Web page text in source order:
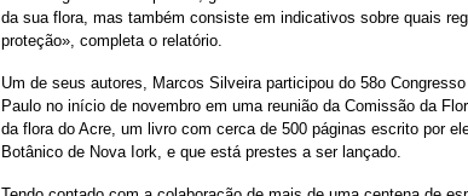
da sua flora, mas também consiste em indicativos sobre quais
proteção», completa o relatório.
Um de seus autores, Marcos Silveira participou do 58o
Paulo no início de novembro em uma reunião da Comissão da
da flora do Acre, um livro com cerca de 500 páginas escrito por
Botânico de Nova Iork, e que está prestes a ser lançado.